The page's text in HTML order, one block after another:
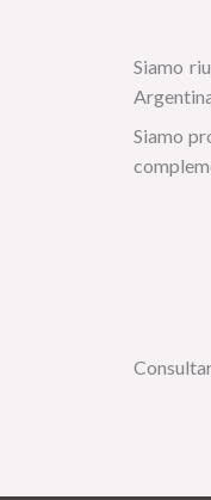
Siamo
Siamo